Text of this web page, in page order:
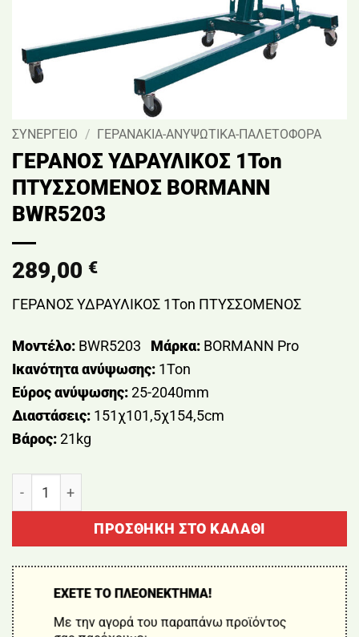
ΣΥΝΕΡΓΕΙΟ / ΓΕΡΑΝΑΚΙΑ-ΑΝΥΨΩΤΙΚΑ-ΠΑΛΕΤΟΦΟΡΑ
ΓΕΡΑΝΟΣ ΥΔΡΑΥΛΙΚΟΣ 1Ton
ΠΤΥΣΣΟΜΕΝΟΣ BORMANN
BWR5203
289,00 €
ΓΕΡΑΝΟΣ ΥΔΡΑΥΛΙΚΟΣ 1Ton ΠΤΥΣΣΟΜΕΝΟΣ
Μοντέλο: BWR5203 Μάρκα: BORMANN Pro
Ικανότητα ανύψωσης: 1Ton
Εύρος ανύψωσης:25-2040mm
Διαστάσεις: 151χ101,5χ154,5cm
Βάρος:21kg
ΠΡΟΣΘΉΚΗ ΣΤΟ ΚΑΛΆΘΙ
ΕΧΕΤΕ ΤΟ ΠΛΕΟΝΕΚΤΗΜΑ!
Με την αγορά του παραπάνω προϊόντος